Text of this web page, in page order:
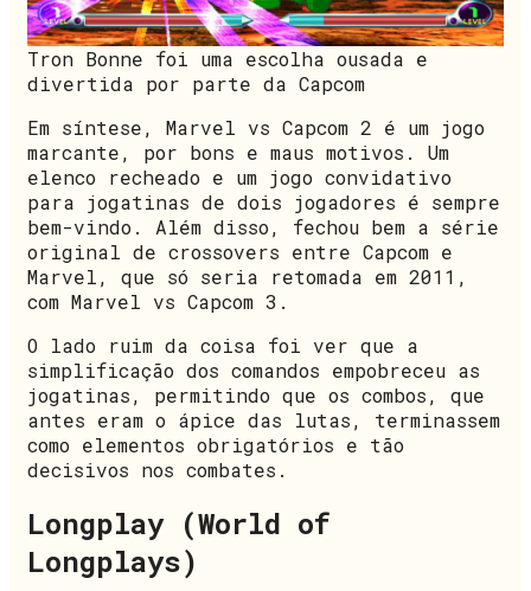
Tron Bonne foi uma escolha ousada e
divertida por parte da Capcom
Em síntese, Marvel vs Capcom 2 é um jogo
marcante, por bons e maus motivos. Um
elenco recheado e um jogo convidativo
para jogatinas de dois jogadores é sempre
bem-vindo. Além disso, fechou bem a série
original de crossovers entre Capcom e
Marvel, que só seria retomada em 2011,
com Marvel vs Capcom 3.
O lado ruim da coisa foi ver que a
simplificação dos comandos empobreceu as
jogatinas, permitindo que os combos, que
antes eram o ápice das lutas, terminassem
como elementos obrigatórios e tão
decisivos nos combates.
Longplay (World of
Longplays)